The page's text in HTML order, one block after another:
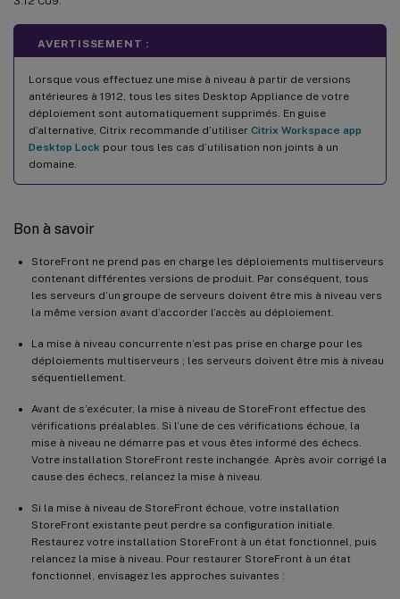
AVERTISSEMENT :
Lorsque vous effectuez une mise à niveau à partir de versions
antérieures à 1912, tous les sites Desktop Appliance de votre
déploiement sont automatiquement supprimés. En guise
d’alternative, Citrix recommande d’utiliser Citrix Workspace app
Desktop Lock pour tous les cas d’utilisation non joints à un
domaine.
Bon à savoir
StoreFront ne prend pas en charge les déploiements multiserveurs
contenant différentes versions de produit. Par conséquent, tous
les serveurs d’un groupe de serveurs doivent être mis à niveau vers
la même version avant d’accorder l’accès au déploiement.
La mise à niveau concurrente n’est pas prise en charge pour les
déploiements multiserveurs ; les serveurs doivent être mis à niveau
séquentiellement.
Avant de s’exécuter, la mise à niveau de StoreFront effectue des
vérifications préalables. Si l’une de ces vérifications échoue, la
mise à niveau ne démarre pas et vous êtes informé des échecs.
Votre installation StoreFront reste inchangée. Après avoir corrigé la
cause des échecs, relancez la mise à niveau.
Si la mise à niveau de StoreFront échoue, votre installation
StoreFront existante peut perdre sa configuration initiale.
Restaurez votre installation StoreFront à un état fonctionnel, puis
relancez la mise à niveau. Pour restaurer StoreFront à un état
fonctionnel, envisagez les approches suivantes :